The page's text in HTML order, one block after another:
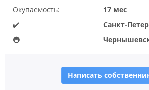
Окупаемость:
17 мес
✔️
Санкт-
🚇
Написать